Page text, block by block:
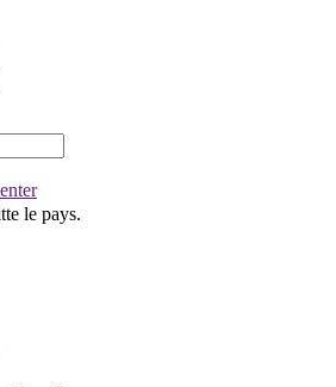
le pays.